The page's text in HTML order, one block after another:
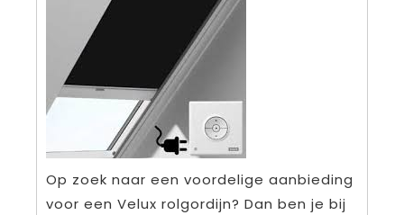
Op zoek naar een voordelige aanbieding
voor een Velux rolgordijn? Dan ben je bij